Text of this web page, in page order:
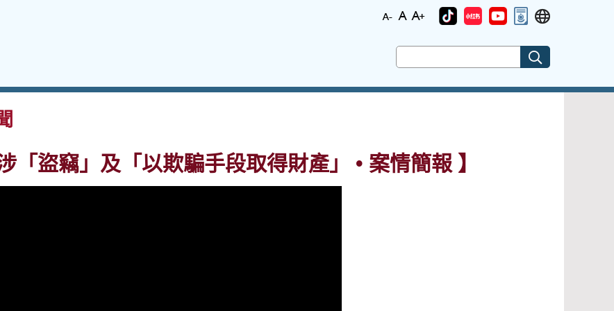
「盜竊」及「以欺騙手段取得財產」 • 案情簡報 】